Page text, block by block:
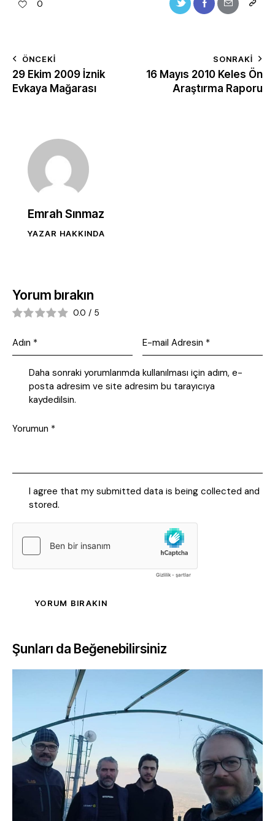
0
ÖNCEKI
29 Ekim 2009 İznik
Evkaya Mağarası
SONRAKI
16 Mayıs 2010 Keles Ön
Araştırma Raporu
Emrah Sınmaz
YAZAR HAKKINDA
Yorum bırakın
0.0 / 5
Daha sonraki yorumlarımda kullanılması için adım, e-
posta adresim ve site adresim bu tarayıcıya
kaydedilsin.
I agree that my submitted data is being collected and
stored.
Şunları da Beğenebilirsiniz